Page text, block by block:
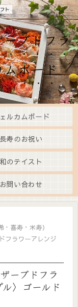
ト
ブドフラ
ムボード
ルカムボード
長寿のお祝い
和のテイスト
お問い合わせ
喜寿・米寿）
フラワーアレンジ
ーブドフラ
〉ゴールド